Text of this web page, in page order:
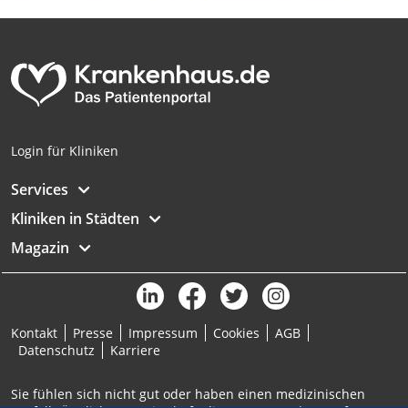
Login für Kliniken
Services
Kliniken in Städten
Magazin
Kontakt Presse Impressum Cookies
AGB
Datenschutz
Karriere
Sie fühlen sich nicht gut oder haben einen medizinischen
Analyse von Zielgruppen durch Statistiken
Entwicklung und Verbesserung der
Angebote
Verwendung reduzierter Daten zur Auswahl
von Inhalten
IAB-Besonderheiten:
Verwendung genauer Standortdaten
Geräte anhand von aktiv angeforderten
Informationen identifizieren
Nicht-IAB-Verarbeitungszwecke:
Notwendig
Funktional